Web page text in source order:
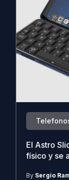
El Astro
físico y se
By Sergio